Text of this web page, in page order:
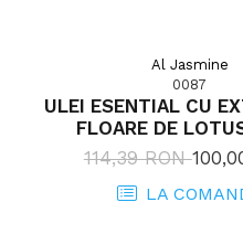
Al Jasmine
0087
ULEI ESENTIAL CU
FLOARE DE
114,39 RON
LA